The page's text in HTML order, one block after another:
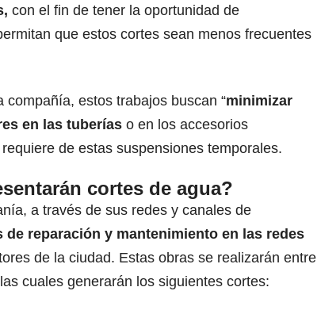
con el fin de tener la oportunidad de
que estos cortes sean menos frecuentes
estos trabajos buscan “minimizar
en las tuberías o en los accesorios
requiere de estas suspensiones temporales.
cortes de agua?
a través de sus redes y canales de
de reparación y mantenimiento en las redes
de la ciudad. Estas obras se realizarán entre
las cuales generarán los siguientes cortes: